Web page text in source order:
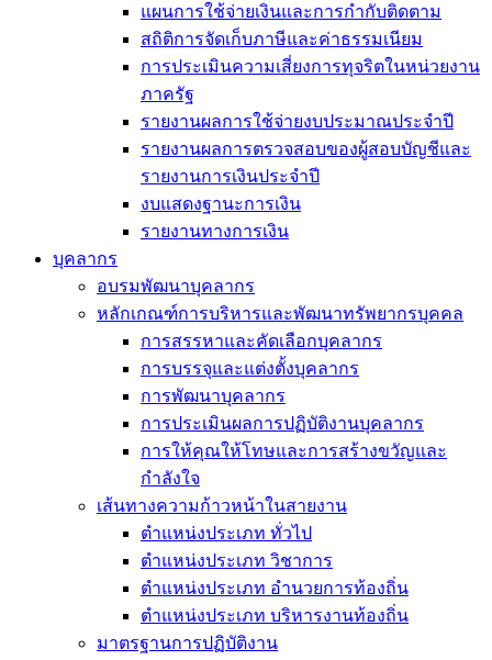
แผนการใช้จ่ายเงินและการกำกับติดตาม
สถิติการจัดเก็บภาษีและค่าธรรมเนียม
การประเมินความเสี่ยงการทุจริตในหน่วยงาน
ภาครัฐ
รายงานผลการใช้จ่ายงบประมาณประจำปี
รายงานผลการตรวจสอบของผู้สอบบัญชีและ
รายงานการเงินประจำปี
งบแสดงฐานะการเงิน
รายงานทางการเงิน
บุคลากร
อบรมพัฒนาบุคลากร
หลักเกณฑ์การบริหารและพัฒนาทรัพยากรบุคคล
การสรรหาและคัดเลือกบุคลากร
การบรรจุและแต่งตั้งบุคลากร
การพัฒนาบุคลากร
การประเมินผลการปฏิบัติงานบุคลากร
การให้คุณให้โทษและการสร้างขวัญและ
กำลังใจ
เส้นทางความก้าวหน้าในสายงาน
ตำแหน่งประเภท ทั่วไป
ตำแหน่งประเภท วิชาการ
ตำแหน่งประเภท อำนวยการท้องถิ่น
ตำแหน่งประเภท บริหารงานท้องถิ่น
มาตรฐานการปฏิบัติงาน